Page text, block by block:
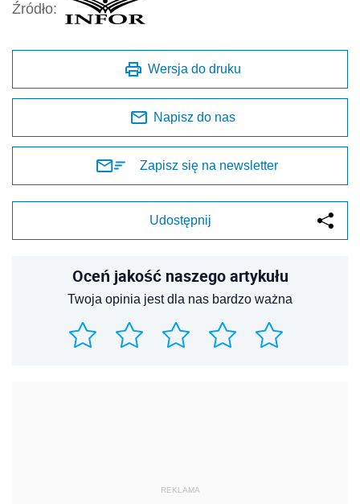
Źródło:
Wersja do druku
Napisz do nas
Zapisz się na newsletter
Udostępnij
Oceń jakość naszego artykułu
Twoja opinia jest dla nas bardzo ważna
REKLAMA